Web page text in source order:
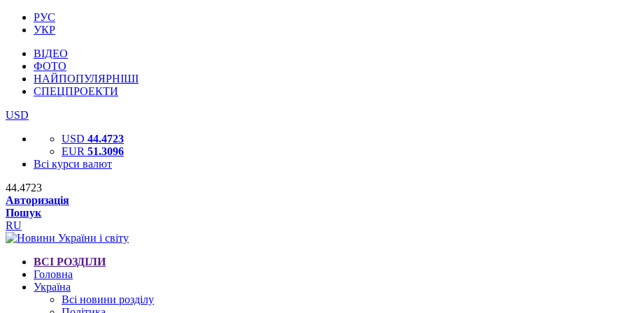
РУС
УКР
ВІДЕО
ФОТО
НАЙПОПУЛЯРНІШІ
СПЕЦПРОЕКТИ
USD
USD 44.4723
EUR 51.3096
Всі курси валют
44.4723
Авторизація
Пошук
RU
ВСІ РОЗДІЛИ
Головна
Україна
Всі новини розділу